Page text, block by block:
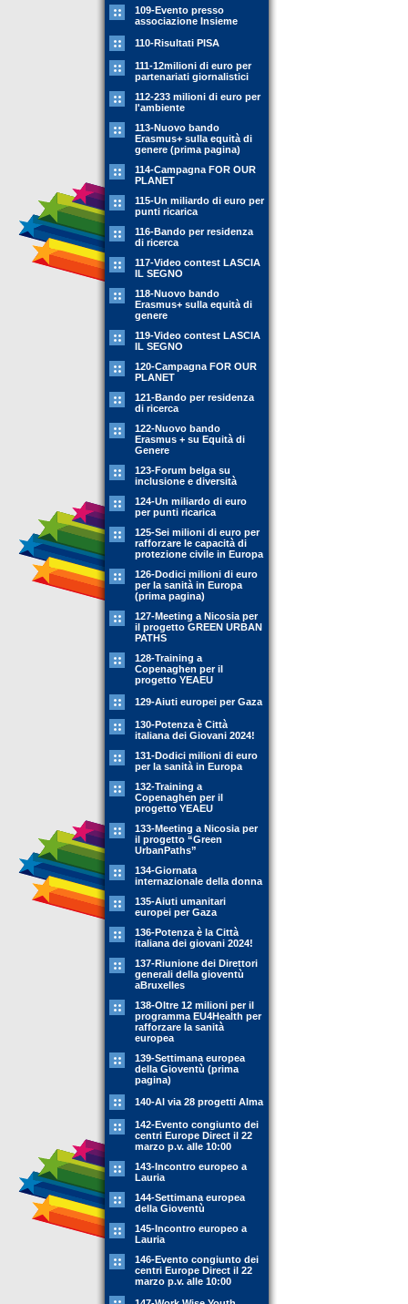
109-Evento presso
associazione Insieme
110-Risultati PISA
111-12milioni di euro per
partenariati giornalistici
112-233 milioni di euro per
l'ambiente
113-Nuovo bando
Erasmus+ sulla equità di
genere (prima pagina)
114-Campagna FOR OUR
PLANET
115-Un miliardo di euro per
punti ricarica
116-Bando per residenza
di ricerca
117-Video contest LASCIA
IL SEGNO
118-Nuovo bando
Erasmus+ sulla equità di
genere
119-Video contest LASCIA
IL SEGNO
120-Campagna FOR OUR
PLANET
121-Bando per residenza
di ricerca
122-Nuovo bando
Erasmus + su Equità di
Genere
123-Forum belga su
inclusione e diversità
124-Un miliardo di euro
per punti ricarica
125-Sei milioni di euro per
rafforzare le capacità di
protezione civile in Europa
126-Dodici milioni di euro
per la sanità in Europa
(prima pagina)
127-Meeting a Nicosia per
il progetto GREEN URBAN
PATHS
128-Training a
Copenaghen per il
progetto YEAEU
129-Aiuti europei per Gaza
130-Potenza è Città
italiana dei Giovani 2024!
131-Dodici milioni di euro
per la sanità in Europa
132-Training a
Copenaghen per il
progetto YEAEU
133-Meeting a Nicosia per
il progetto “Green
UrbanPaths”
134-Giornata
internazionale della donna
135-Aiuti umanitari
europei per Gaza
136-Potenza è la Città
italiana dei giovani 2024!
137-Riunione dei Direttori
generali della gioventù
aBruxelles
138-Oltre 12 milioni per il
programma EU4Health per
rafforzare la sanità
europea
139-Settimana europea
della Gioventù (prima
pagina)
140-Al via 28 progetti Alma
142-Evento congiunto dei
centri Europe Direct il 22
marzo p.v. alle 10:00
143-Incontro europeo a
Lauria
144-Settimana europea
della Gioventù
145-Incontro europeo a
Lauria
146-Evento congiunto dei
centri Europe Direct il 22
marzo p.v. alle 10:00